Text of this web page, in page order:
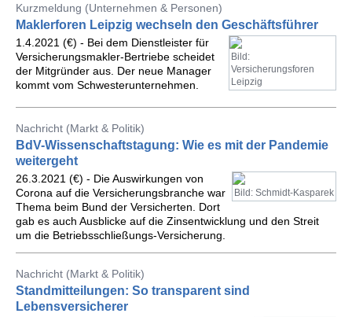
Kurzmeldung (Unternehmen & Personen)
Maklerforen Leipzig wechseln den Geschäftsführer
Bild:
Versicherungsforen
Leipzig
1.4.2021 (€) - Bei dem Dienstleister für
Versicherungsmakler-Bertriebe scheidet
der Mitgründer aus. Der neue Manager
kommt vom Schwesterunternehmen.
Nachricht (Markt & Politik)
BdV-Wissenschaftstagung: Wie es mit der Pandemie
weitergeht
Bild: Schmidt-Kasparek
26.3.2021 (€) - Die Auswirkungen von
Corona auf die Versicherungsbranche war
Thema beim Bund der Versicherten. Dort
gab es auch Ausblicke auf die Zinsentwicklung und den Streit
um die Betriebsschließungs-Versicherung.
Nachricht (Markt & Politik)
Standmitteilungen: So transparent sind
Lebensversicherer